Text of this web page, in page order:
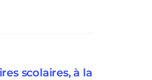
scolaires, à la